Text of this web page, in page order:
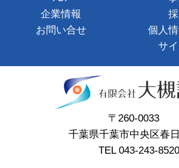
企業情報
お問い合せ
個人
サ
〒260-0033
千葉県千葉市中央区春
TEL 043-243-8520